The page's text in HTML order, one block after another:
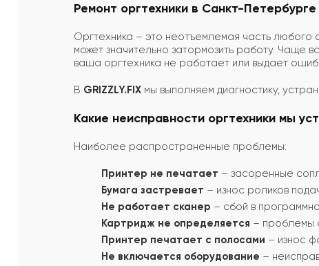
Ремонт оргтехники в Санкт-
Оргтехника – это неотъемлемая часть
может значительно затормозить работу. Чаще
ваша оргтехника не работает или выдает
В GRIZZLY.FIX мы выполняем диагностику,
Какие неисправности оргтехники мы
Наиболее распространенные проблемы:
Принтер не печатает – засоренные
Бумага застревает – износ роликов
Не работает сканер – сбой в
Картридж не определяется – проблемы
Принтер печатает с полосами – износ
Не включается оборудование –